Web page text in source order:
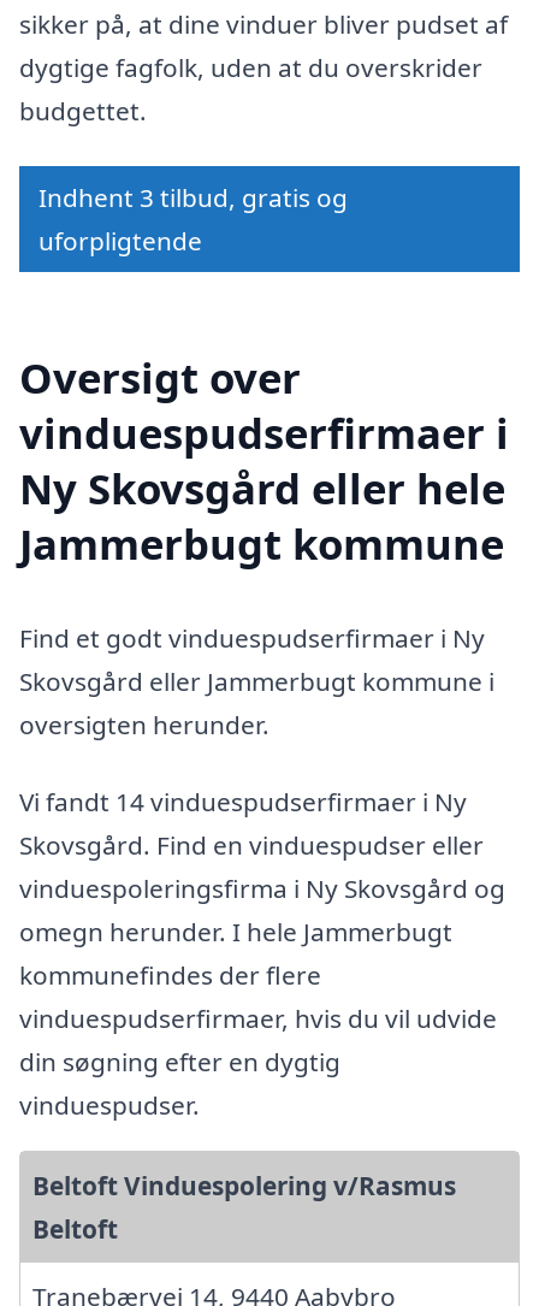
sikker på, at dine vinduer bliver pudset af
dygtige fagfolk, uden at du overskrider
budgettet.
Indhent 3 tilbud, gratis og
uforpligtende
Oversigt over
vinduespudserfirmaer i
Ny Skovsgård eller hele
Jammerbugt kommune
Find et godt vinduespudserfirmaer i Ny
Skovsgård eller Jammerbugt kommune i
oversigten herunder.
Vi fandt 14 vinduespudserfirmaer i Ny
Skovsgård. Find en vinduespudser eller
vinduespoleringsfirma i Ny Skovsgård og
omegn herunder. I hele Jammerbugt
kommunefindes der flere
vinduespudserfirmaer, hvis du vil udvide
din søgning efter en dygtig
vinduespudser.
Beltoft Vinduespolering v/Rasmus
Beltoft
Tranebærvej 14, 9440 Aabybro